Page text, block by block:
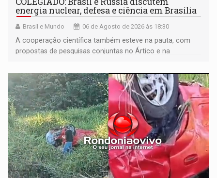
energia nuclear, defesa e ciência em Brasília
Brasil e Mundo 06 de Agosto de 2026 às 18:30
A cooperação científica também esteve na pauta, com
propostas de pesquisas conjuntas no Ártico e na